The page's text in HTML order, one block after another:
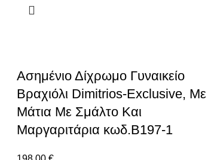
Ασημένιο Δίχρωμο Γυναικείο
Βραχιόλι Dimitrios-Exclusive, Mε
Μάτια Με Σμάλτο Και
Μαργαριτάρια κωδ.B197-1